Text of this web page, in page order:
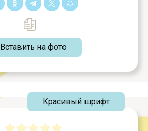
Вставить на фото
Красивый шрифт